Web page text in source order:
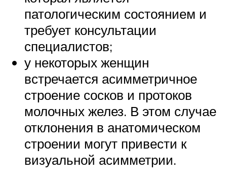
патологическим состоянием и
требует консультации
специалистов;
у некоторых женщин
встречается асимметричное
строение сосков и протоков
молочных желез. В этом случае
отклонения в анатомическом
строении могут привести к
визуальной асимметрии.